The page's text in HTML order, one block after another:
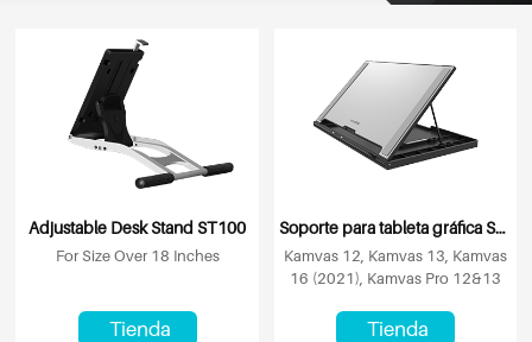
Adjustable Desk Stand ST100
For Size Over 18 Inches
Tienda
Soporte para tableta gráfica ST300
Kamvas 12, Kamvas 13, Kamvas
16 (2021), Kamvas Pro 12&13
Tienda